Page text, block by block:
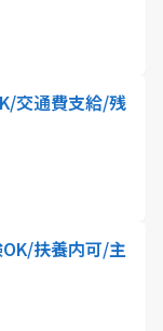
交通費支給/残
扶養内可/主